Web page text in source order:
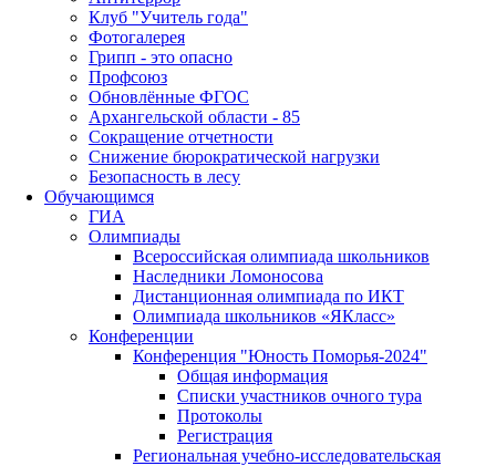
Клуб "Учитель года"
Фотогалерея
Грипп - это опасно
Профсоюз
Обновлённые ФГОС
Архангельской области - 85
Сокращение отчетности
Снижение бюрократической нагрузки
Безопасность в лесу
Обучающимся
ГИА
Олимпиады
Всероссийская олимпиада школьников
Наследники Ломоносова
Дистанционная олимпиада по ИКТ
Олимпиада школьников «ЯКласс»
Конференции
Конференция "Юность Поморья-2024"
Общая информация
Списки участников очного тура
Протоколы
Регистрация
Региональная учебно-исследовательская